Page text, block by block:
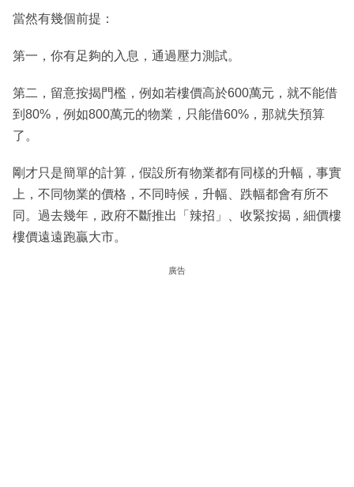
當然有幾個前提：
第一，你有足夠的入息，通過壓力測試。
第二，留意按揭門檻，例如若樓價高於600萬元，就不能借
到80%，例如800萬元的物業，只能借60%，那就失預算
了。
剛才只是簡單的計算，假設所有物業都有同樣的升幅，事實
上，不同物業的價格，不同時候，升幅、跌幅都會有所不
同。過去幾年，政府不斷推出「辣招」、收緊按揭，細價樓
樓價遠遠跑贏大市。
廣告